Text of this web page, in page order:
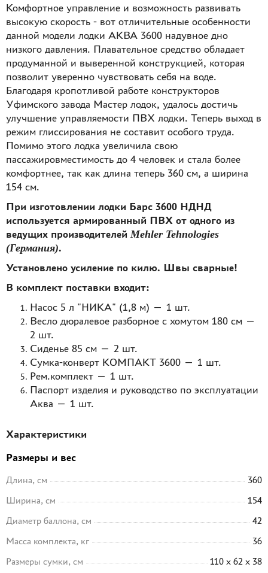
Комфортное управление и возможность развивать
высокую скорость - вот отличительные особенности
данной модели лодки АКВА 3600 надувное дно
низкого давления. Плавательное средство обладает
продуманной и выверенной конструкцией, которая
позволит уверенно чувствовать себя на воде.
Благодаря кропотливой работе конструкторов
Уфимского завода Мастер лодок, удалось достичь
улучшение управляемости ПВХ лодки. Теперь выход в
режим глиссирования не составит особого труда.
Помимо этого лодка увеличила свою
пассажировместимость до 4 человек и стала более
комфортнее, так как длина теперь 360 см, а ширина
154 см.
При изготовлении лодки Барс 3600 НДНД
используется армированный ПВХ от одного из
ведущих производителей Mehler Tehnologies
(Германия).
Установлено усиление по килю. Швы сварные!
В комплект поставки входит:
Насос 5 л "НИКА" (1,8 м) — 1 шт.
Весло дюралевое разборное с хомутом 180 см —
2 шт.
Сиденье 85 см — 2 шт.
Сумка-конверт КОМПАКТ 3600 — 1 шт.
Рем.комплект — 1 шт.
Паспорт изделия и руководство по эксплуатации
Аква — 1 шт.
Характеристики
Размеры и вес
Длина, см
360
Ширина, см
154
Диаметр баллона, см
42
Масса комплекта, кг
36
Размеры сумки, см
110 x 62 x 38